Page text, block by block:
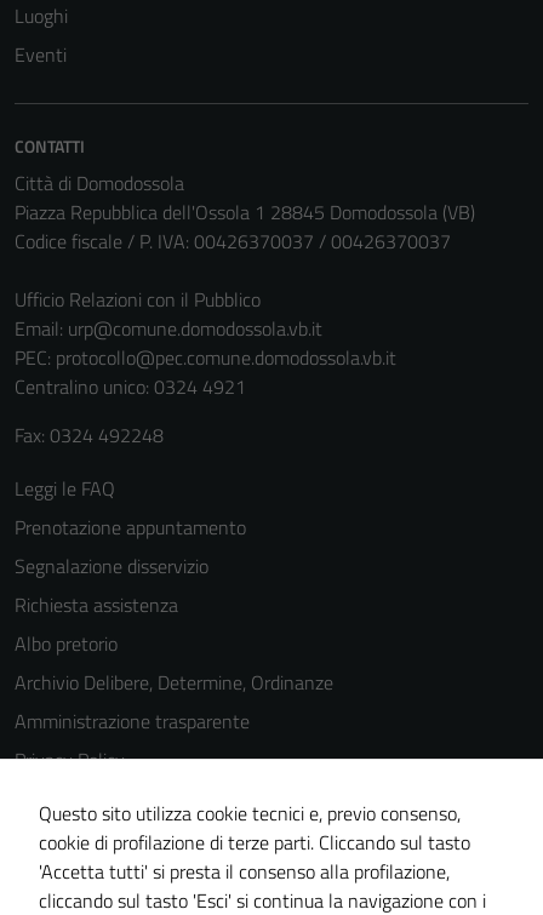
Luoghi
Eventi
CONTATTI
Città di Domodossola
Piazza Repubblica dell'Ossola 1 28845 Domodossola (VB)
Codice fiscale / P. IVA: 00426370037 / 00426370037
Ufficio Relazioni con il Pubblico
Email: urp@comune.domodossola.vb.it
PEC: protocollo@pec.comune.domodossola.vb.it
Centralino unico: 0324 4921
Fax: 0324 492248
Leggi le FAQ
Prenotazione appuntamento
Segnalazione disservizio
Richiesta assistenza
Albo pretorio
Archivio Delibere, Determine, Ordinanze
Amministrazione trasparente
Privacy Policy
Cookie Policy
Note legali
Dichiarazione di accessibilità
Questo sito utilizza cookie tecnici e, previo consenso,
cookie di profilazione di terze parti. Cliccando sul tasto
'Accetta tutti' si presta il consenso alla profilazione,
cliccando sul tasto 'Esci' si continua la navigazione con i
sono necessari
per il